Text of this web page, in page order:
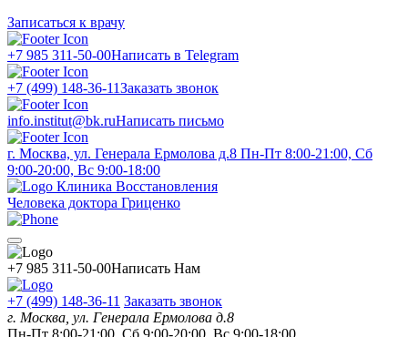
Записаться к врачу
+7 985 311-50-00Написать в Telegram
+7 (499) 148-36-11Заказать звонок
info.institut@bk.ruНаписать письмо
г. Москва, ул. Генерала Ермолова д.8 Пн-Пт 8:00-21:00, Сб
9:00-20:00, Вс 9:00-18:00
Клиника Восстановления
Человека доктора Гриценко
+7 985 311-50-00Написать Нам
+7 (499) 148-36-11 Заказать звонок
г. Москва, ул. Генерала Ермолова д.8
Пн-Пт 8:00-21:00, Сб 9:00-20:00, Вс 9:00-18:00